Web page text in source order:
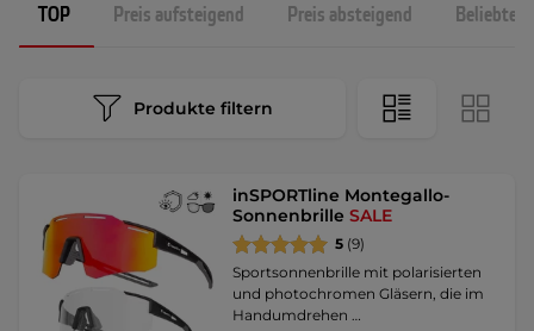
TOP Preis aufsteigend Preis absteigend
Produkte filtern
inSPORTline Montegallo-
SonnenbrilleSALE
5 (9)
Sportsonnenbrille mit polarisierten
und photochromen Gläsern, die im
Handumdrehen …